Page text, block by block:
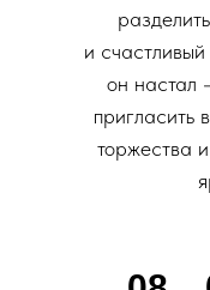
и
он
пригласить
торжества